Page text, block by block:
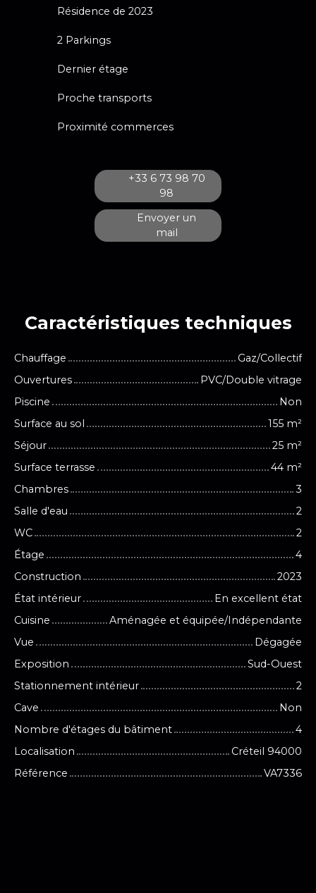
Résidence de 2023
2 Parkings
Dernier étage
Proche transports
Proximité commerces
+33 6 73 98 70
98
Envoyer un
mail
Caractéristiques techniques
Chauffage
Gaz/Collectif
Ouvertures
PVC/Double vitrage
Piscine
Non
Surface au sol
155 m²
Séjour
25 m²
Surface terrasse
44 m²
Chambres
3
Salle d'eau
2
WC
2
Étage
4
Construction
2023
État intérieur
En excellent état
Cuisine
Aménagée et équipée/Indépendante
Vue
Dégagée
Exposition
Sud-Ouest
Stationnement intérieur
2
Cave
Non
Nombre d'étages du bâtiment
4
Localisation
Créteil 94000
Référence
VA7336